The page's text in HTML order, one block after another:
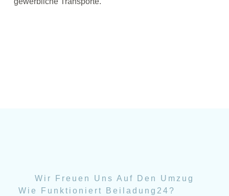
Wir Freuen Uns Auf Den Umzug
Wie Funktioniert Beiladung24?